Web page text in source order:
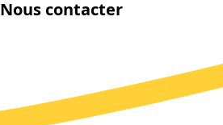
Nous contacter